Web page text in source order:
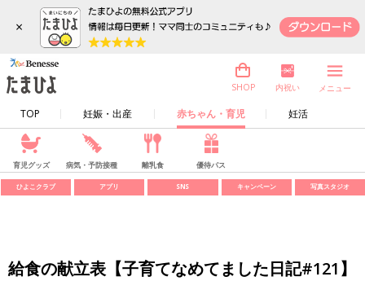
×
TOP 妊娠・出産 赤ちゃん・育児 妊活
SHOP 内祝い メニュー
育児グッズ 病気・予防接種 離乳食 優待パス
ひよこクラブ アプリ SNS キャンペーン 写真スタジオ
給食の献立表【子育てなめてました日記#121】